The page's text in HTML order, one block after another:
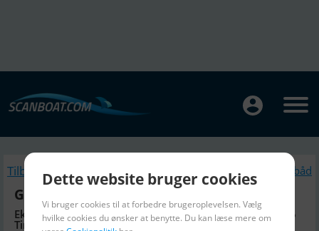
Tilbage Lignende Motorbåd
Greenline 40 Hybrid
Ekstraordinær + 40 Kwh Batteri + Solopgradering + 235
Timer
Dette website bruger cookies
Vi bruger cookies til at forbedre brugeroplevelsen. Vælg
hvilke cookies du ønsker at benytte. Du kan læse mere om